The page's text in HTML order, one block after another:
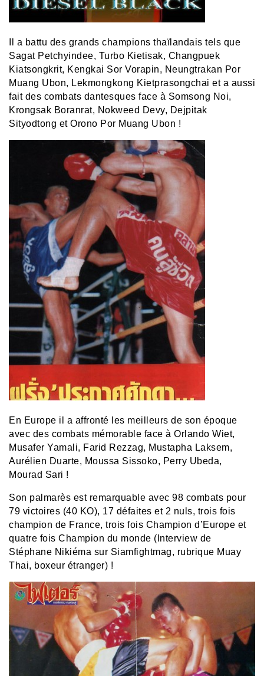
Il a battu des grands champions thaïlandais tels que
Sagat Petchyindee, Turbo Kietisak, Changpuek
Kiatsongkrit, Kengkai Sor Vorapin, Neungtrakan Por
Muang Ubon, Lekmongkong Kietprasongchai et a aussi
fait des combats dantesques face à Somsong Noi,
Krongsak Boranrat, Nokweed Devy, Dejpitak
Sityodtong et Orono Por Muang Ubon !
En Europe il a affronté les meilleurs de son époque
avec des combats mémorable face à Orlando Wiet,
Musafer Yamali, Farid Rezzag, Mustapha Laksem,
Aurélien Duarte, Moussa Sissoko, Perry Ubeda,
Mourad Sari !
Son palmarès est remarquable avec 98 combats pour
79 victoires (40 KO), 17 défaites et 2 nuls, trois fois
champion de France, trois fois Champion d’Europe et
quatre fois Champion du monde (Interview de
Stéphane Nikiéma sur Siamfightmag, rubrique Muay
Thai, boxeur étranger) !